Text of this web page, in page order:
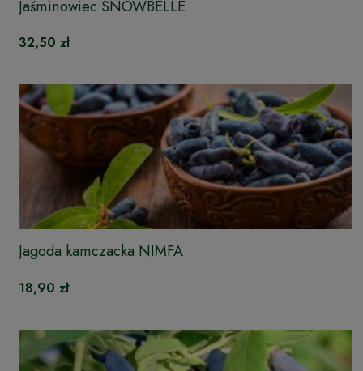
Jaśminowiec SNOWBELLE
32,50 zł
Jagoda kamczacka NIMFA
18,90 zł